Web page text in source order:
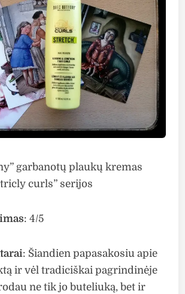
garbanotų plaukų kremas
curls” serijos
: 4/5
: Šiandien papasakosiu apie
ir vėl tradiciškai pagrindinėje
ne tik jo buteliuką, bet ir